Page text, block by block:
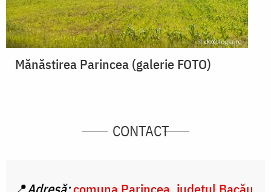
Mănăstirea Parincea (galerie FOTO)
CONTACT